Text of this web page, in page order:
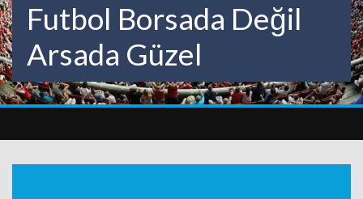
Futbol Borsada Değil
Arsada Güzel